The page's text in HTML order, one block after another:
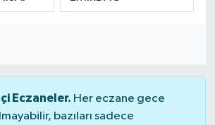
Eczaneler. Her eczane gece
bazıları sadece